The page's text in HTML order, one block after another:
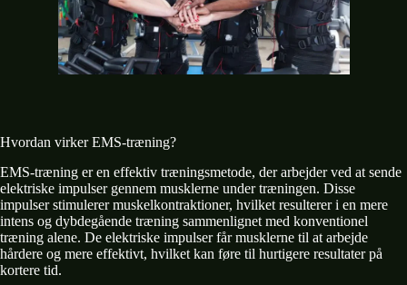
Hvordan virker EMS-træning?
EMS-træning er en effektiv træningsmetode, der arbejder ved at sende
elektriske impulser gennem musklerne under træningen. Disse
impulser stimulerer muskelkontraktioner, hvilket resulterer i en mere
intens og dybdegående træning sammenlignet med konventionel
træning alene. De elektriske impulser får musklerne til at arbejde
hårdere og mere effektivt, hvilket kan føre til hurtigere resultater på
kortere tid.